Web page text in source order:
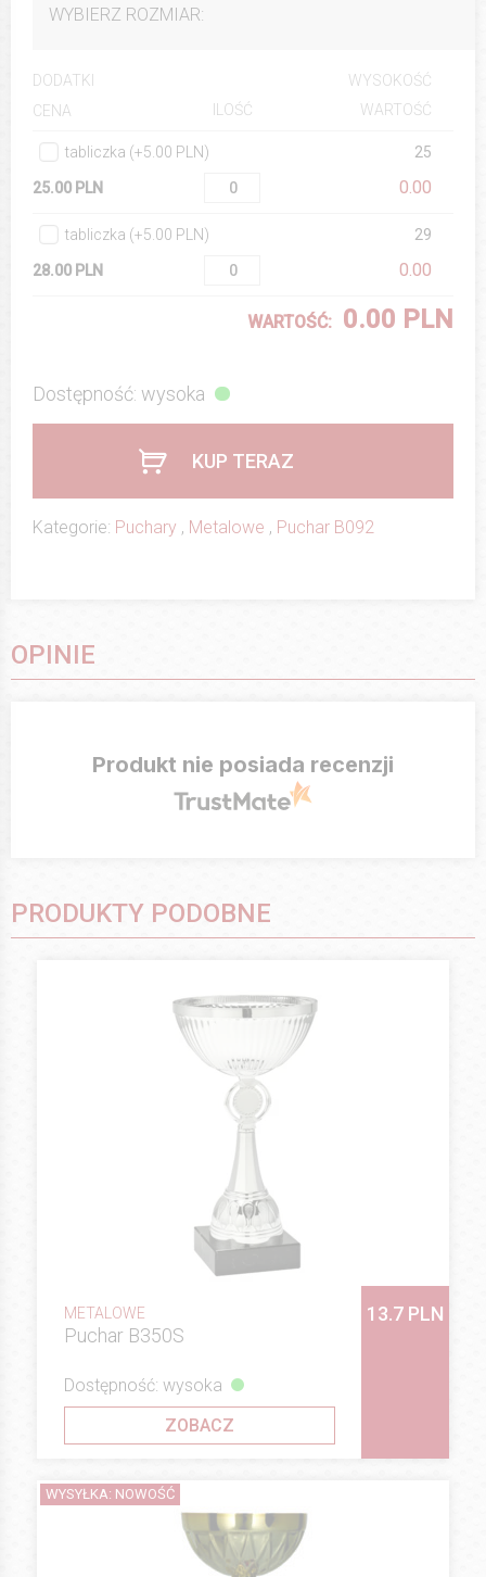
WYBIERZ ROZMIAR:
DODATKI
WYSOKOŚĆ
CENA
ILOŚĆ WARTOŚĆ
tabliczka (+5.00 PLN) 25
25.00 PLN 0.00
tabliczka (+5.00 PLN) 29
28.00 PLN 0.00
WARTOŚĆ: 0.00 PLN
Dostępność: wysoka
KUP TERAZ
Kategorie: Puchary , Metalowe , Puchar B092
OPINIE
Produkt nie posiada recenzji
PRODUKTY PODOBNE
METALOWE
Puchar B350S
13.7 PLN
Dostępność: wysoka
ZOBACZ
WYSYŁKA: NOWOŚĆ